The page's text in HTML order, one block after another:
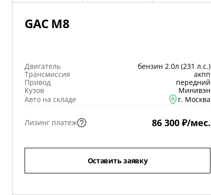
GAC M8
Двигатель
бензин 2.0л (231 л.с.)
Трансмиссия
акпп
Привод
передний
Кузов
Минивэн
Авто на складе
г. Москва
Лизинг платеж 86 300 ₽/мес.
Оставить заявку